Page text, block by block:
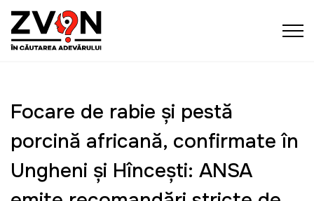
Focare de rabie și pestă
porcină africană, confirmate în
Ungheni și Hîncești: ANSA